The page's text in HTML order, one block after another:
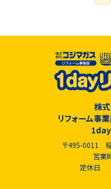
株
リフォーム事
1day
〒495-0011
営業
定休日